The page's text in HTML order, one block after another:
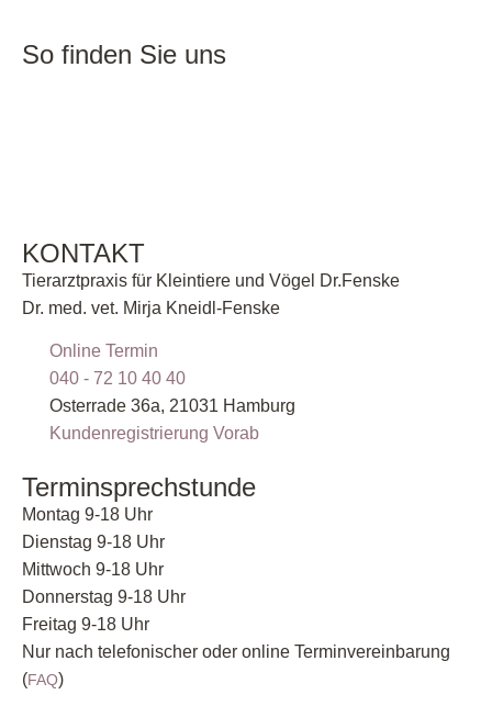
So finden Sie uns
KONTAKT
Tierarztpraxis für Kleintiere und Vögel Dr.Fenske
Dr. med. vet. Mirja Kneidl-Fenske
Online Termin
040 - 72 10 40 40
Osterrade 36a, 21031 Hamburg
Kundenregistrierung Vorab
Terminsprechstunde
Montag 9-18 Uhr
Dienstag 9-18 Uhr
Mittwoch 9-18 Uhr
Donnerstag 9-18 Uhr
Freitag 9-18 Uhr
Nur nach telefonischer oder online Terminvereinbarung
(FAQ)